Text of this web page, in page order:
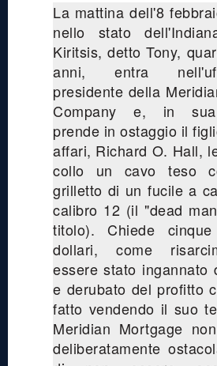
La mattina dell'8
nello stato
Kiritsis, detto Tony,
anni, entra
presidente della
Company e, in sua
prende in ostaggio il
affari, Richard O. Hall,
collo un cavo teso
grilletto di un fucile a
calibro 12 (il "dead
titolo). Chiede
dollari, come
essere stato ingannato
e derubato del profitto
fatto vendendo il suo
Meridian Mortgage
deliberatamente